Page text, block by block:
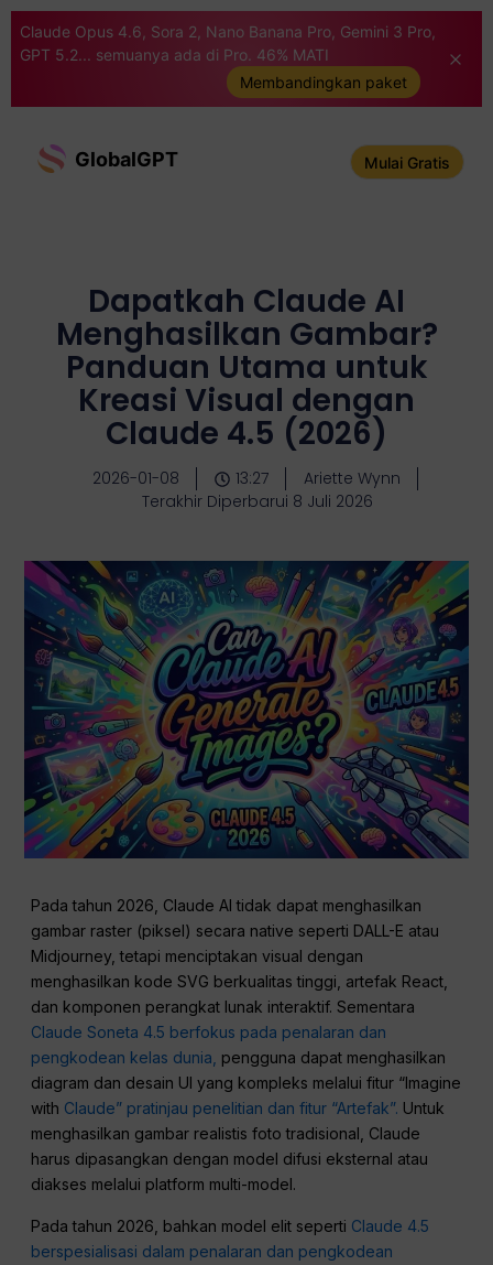
Claude Opus 4.6, Sora 2, Nano Banana Pro, Gemini 3 Pro,
GPT 5.2... semuanya ada di Pro. 46% MATI
Membandingkan paket
GlobalGPT Mulai Gratis
Dapatkah Claude AI
Menghasilkan Gambar?
Panduan Utama untuk
Kreasi Visual dengan
Claude 4.5 (2026)
2026-01-08 13:27
Ariette Wynn
Terakhir Diperbarui 8 Juli 2026
Pada tahun 2026, Claude AI tidak dapat menghasilkan
gambar raster (piksel) secara native seperti DALL-E atau
Midjourney, tetapi menciptakan visual dengan
menghasilkan kode SVG berkualitas tinggi, artefak React,
dan komponen perangkat lunak interaktif. Sementara
Claude Soneta 4.5 berfokus pada penalaran dan
pengkodean kelas dunia, pengguna dapat menghasilkan
diagram dan desain UI yang kompleks melalui fitur “Imagine
with Claude” pratinjau penelitian dan fitur “Artefak”. Untuk
menghasilkan gambar realistis foto tradisional, Claude
harus dipasangkan dengan model difusi eksternal atau
diakses melalui platform multi-model.
Pada tahun 2026, bahkan model elit seperti Claude 4.5
berspesialisasi dalam penalaran dan pengkodean